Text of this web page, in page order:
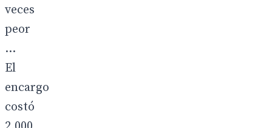
veces
peor
...
El
encargo
costó